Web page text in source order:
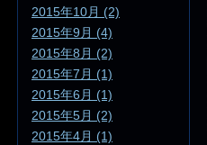
2015年10月 (2)
2015年9月 (4)
2015年8月 (2)
2015年7月 (1)
2015年6月 (1)
2015年5月 (2)
2015年4月 (1)